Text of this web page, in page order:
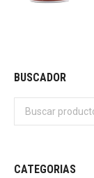
BUSCADOR
CATEGORIAS